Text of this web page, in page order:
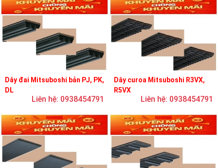
Dây đai Mitsuboshi bản PJ, PK,
DL
Liên hệ: 0938454791
Dây curoa Mitsuboshi R3VX,
R5VX
Liên hệ: 0938454791